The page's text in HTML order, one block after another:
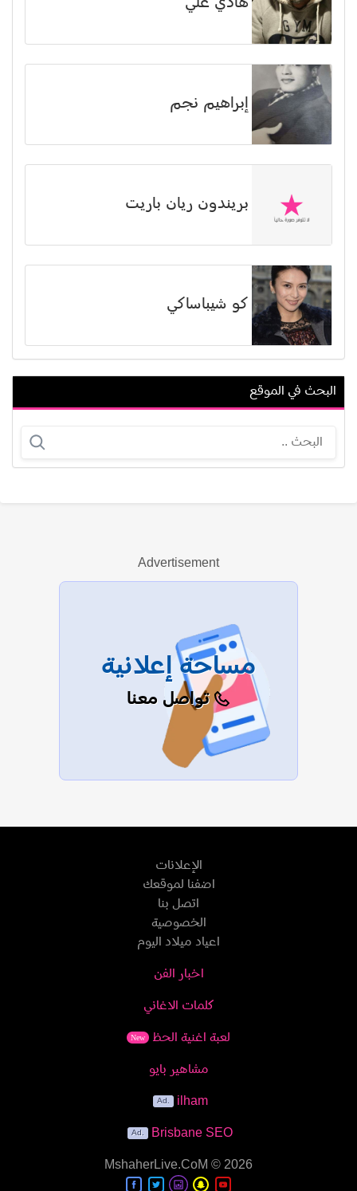
إبراهيم نجم
بريندون ريان باريت
كو شيباساكي
مجدي رشوان
عرض الكل
البحث في الموقع
Advertisement
مساحة إعلانية
تواصل معنا
الإعلانات
اضفنا لموقعك
اتصل بنا
الخصوصية
اعياد ميلاد اليوم
اخبار الفن
كلمات الاغاني
لعبة اغنية الحظ New
مشاهير بايو
ilham
Brisbane SEO
MshaherLive.CoM © 2026